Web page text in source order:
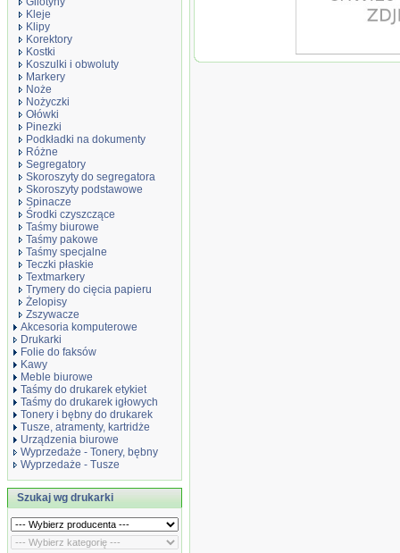
Kleje
Klipy
Korektory
Kostki
Koszulki i obwoluty
Markery
Noże
Nożyczki
Ołówki
Pinezki
Podkładki na dokumenty
Różne
Segregatory
Skoroszyty do segregatora
Skoroszyty podstawowe
Spinacze
Środki czyszczące
Taśmy biurowe
Taśmy pakowe
Taśmy specjalne
Teczki płaskie
Textmarkery
Trymery do cięcia papieru
Żelopisy
Zszywacze
Akcesoria komputerowe
Drukarki
Folie do faksów
Kawy
Meble biurowe
Taśmy do drukarek etykiet
Taśmy do drukarek igłowych
Tonery i bębny do drukarek
Tusze, atramenty, kartridże
Urządzenia biurowe
Wyprzedaże - Tonery, bębny
Wyprzedaże - Tusze
Szukaj wg drukarki
Cienkopis D-Fine,